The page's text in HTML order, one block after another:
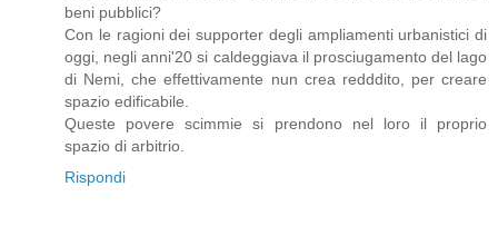
beni pubblici?
Con le ragioni dei supporter degli ampliamenti urbanistici di
oggi, negli anni'20 si caldeggiava il prosciugamento del lago
di Nemi, che effettivamente nun crea redddito, per creare
spazio edificabile.
Queste povere scimmie si prendono nel loro il proprio
spazio di arbitrio.
Rispondi